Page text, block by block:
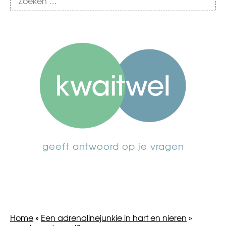
geeft antwoord op je vragen
Home» Een adrenalinejunkie in hart en nieren »